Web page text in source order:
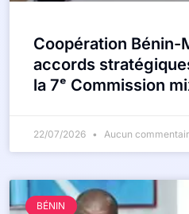
Coopération Bénin-
accords
la 7ᵉ Commission
22/07/2026 Aucun
BÉNIN